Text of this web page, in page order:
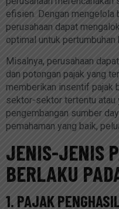
efisien. Dengan mengelola
perusahaan dapat
optimal untuk pertumbuhan
Misalnya, perusahaan
dan potongan pajak yang
memberikan insentif pajak
sektor-sektor tertentu atau
pengembangan sumber
pemahaman yang baik,
JENIS-JENIS
BERLAKU
1. PAJAK